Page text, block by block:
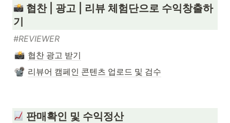
협찬 | 광고 | 리뷰 체험단으로 수익창출하
기
#REVIEWER
협찬 광고 받기
리뷰어 캠페인 콘텐츠 업로드 및 검수
판매확인 및 수익정산